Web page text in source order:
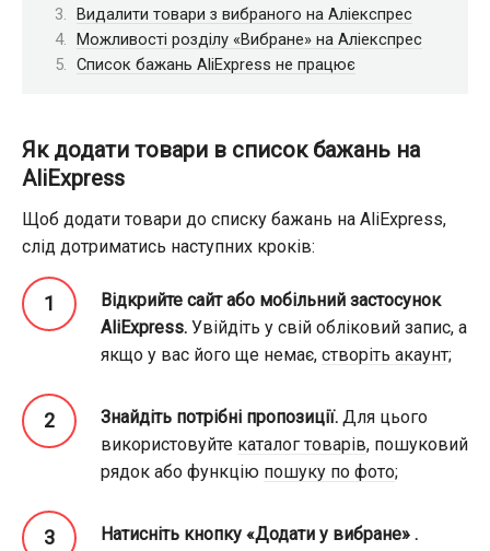
Видалити товари з вибраного на Аліекспрес
Можливості розділу «Вибране» на Аліекспрес
Список бажань AliExpress не працює
Як додати товари в список бажань на
AliExpress
Щоб додати товари до списку бажань на AliExpress,
слід дотриматись наступних кроків:
Відкрийте сайт або мобільний застосунок
AliExpress. Увійдіть у свій обліковий запис, а
якщо у вас його ще немає, створіть акаунт;
Знайдіть потрібні пропозиції. Для цього
використовуйте каталог товарів, пошуковий
рядок або функцію пошуку по фото;
Натисніть кнопку «Додати у вибране» .